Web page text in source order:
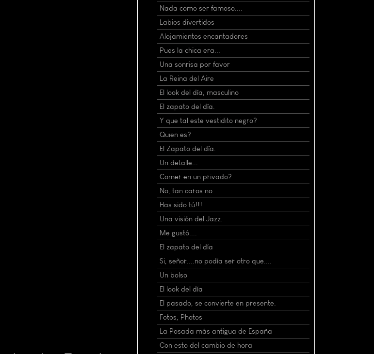
Nada como ser famoso....
Labios divertidos
Alojamientos encantadores
Pues la chica era...
Una sonrisa por favor
La Reina del Aire
El look del día, masculino
El zapato del día.
Y que tal este vestidito negro?
Quien es?
El Zapato del día.
Un detalle...
Comer en un privado?
No, tan caros no...
Has sido tú!!!
Una visión del Jazz.
Me gustó....
El zapato del día
Si, señor....no podía ser otro que....
Un bolso
El look del día
El pasado, se convierte en presente.
Fotos, Photos
La Posada más antigua de España
Con esto del cambio de hora